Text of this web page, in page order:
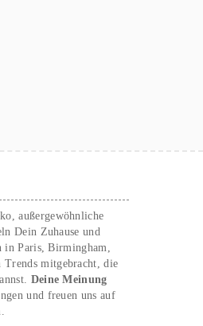
außergewöhnliche
Dein Zuhause und
in Paris, Birmingham,
Trends mitgebracht, die
Deine Meinung
und freuen uns auf